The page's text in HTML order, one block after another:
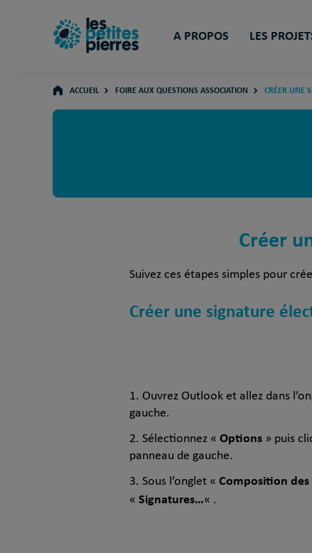
A PROPOS LES
ACCUEIL FOIRE AUX QUESTIONS ASSOCIATION CRÉER UNE
Créer
Suivez ces étapes simples pour
Créer une signature
Ouvrez Outlook et allez dans
gauche.
Sélectionnez « Options » puis
panneau de gauche.
Sous l’onglet « Composition des
« Signatures…« .